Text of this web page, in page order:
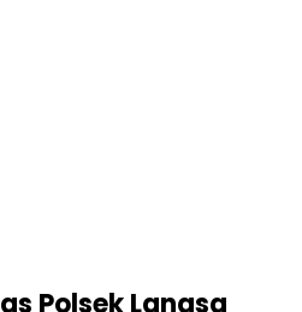
Polsek Langsa